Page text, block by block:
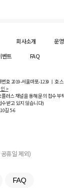
회사소개
운
벤트 FAQ
호 2019-서울마포-1239 ㅣ 호
>
러스 채널을 통해 문의 접수 부
수받고 있지 않습니다)
길5-6
휴일 제외)
FAQ